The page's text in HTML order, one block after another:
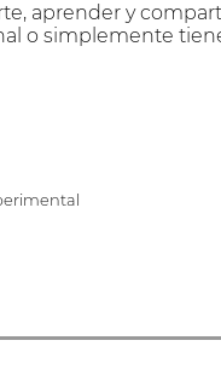
aprender y
o simplemente